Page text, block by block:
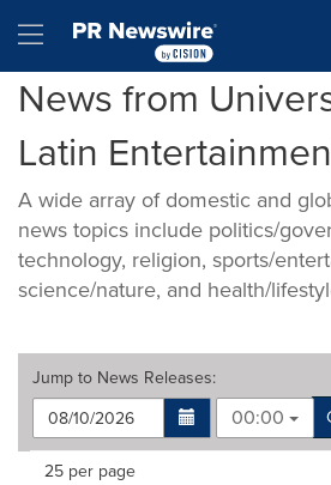
Hamburger menu
News from
Latin
A wide array of domestic and
news topics include politics/
technology, religion, sports/
science/nature, and health/
Jump to News Releases:
00:00
Making
Items per page:
25 per page